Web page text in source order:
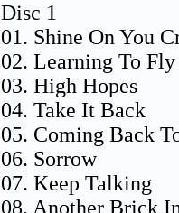
Disc 1
01. Shine On You
02. Learning To Fly
03. High Hopes
04. Take It Back
05. Coming Back
06. Sorrow
07. Keep Talking
08. Another Brick